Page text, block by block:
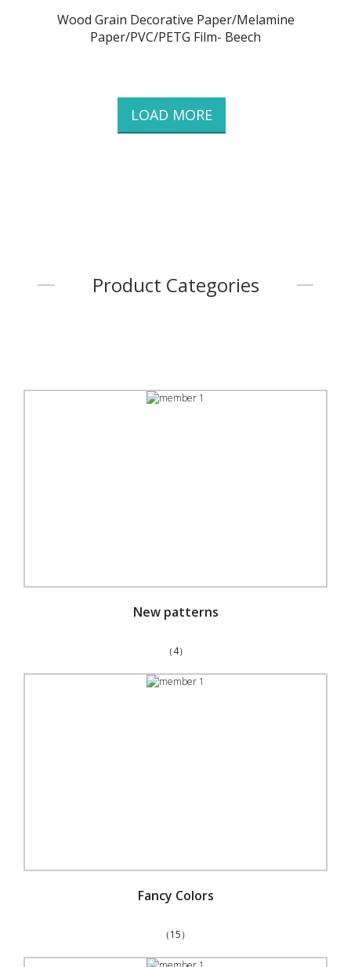
Wood Grain Decorative Paper/Melamine
Paper/PVC/PETG Film- Beech
LOAD MORE
Product Categories
New patterns
（4）
Fancy Colors
（15）